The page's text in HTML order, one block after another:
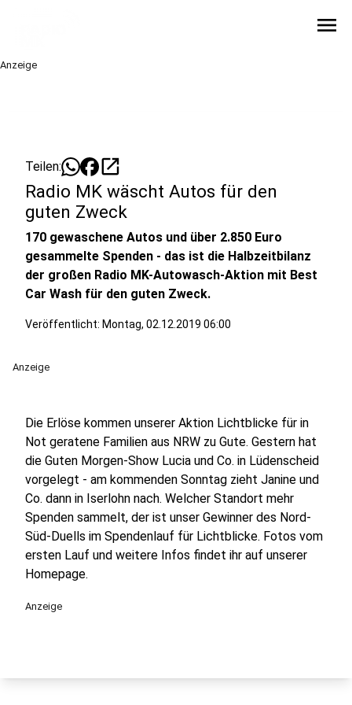
menu
Anzeige
Teilen: open_in_new
Radio MK wäscht Autos für den
guten Zweck
170 gewaschene Autos und über 2.850 Euro
gesammelte Spenden - das ist die Halbzeitbilanz
der großen Radio MK-Autowasch-Aktion mit Best
Car Wash für den guten Zweck.
Veröffentlicht: Montag, 02.12.2019 06:00
Anzeige
Die Erlöse kommen unserer Aktion Lichtblicke für in
Not geratene Familien aus NRW zu Gute. Gestern hat
die Guten Morgen-Show Lucia und Co. in Lüdenscheid
vorgelegt - am kommenden Sonntag zieht Janine und
Co. dann in Iserlohn nach. Welcher Standort mehr
Spenden sammelt, der ist unser Gewinner des Nord-
Süd-Duells im Spendenlauf für Lichtblicke. Fotos vom
ersten Lauf und weitere Infos findet ihr auf unserer
Homepage.
Anzeige